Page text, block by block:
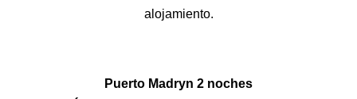
alojamiento.
Puerto Madryn 2 noches